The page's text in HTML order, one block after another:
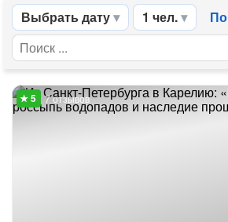
Выбрать дату 1 чел.
7 отзывов